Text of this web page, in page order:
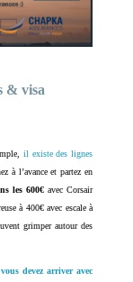
& visa
il existe des lignes
à l’avance et partez en
les 600€ avec Corsair
à 400€ avec escale à
grimper autour des
vous devez arriver avec